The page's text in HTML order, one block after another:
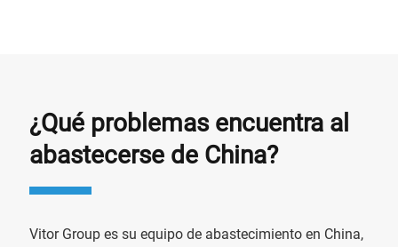
¿Qué problemas encuentra al
abastecerse de China?
Vitor Group es su equipo de abastecimiento en China,